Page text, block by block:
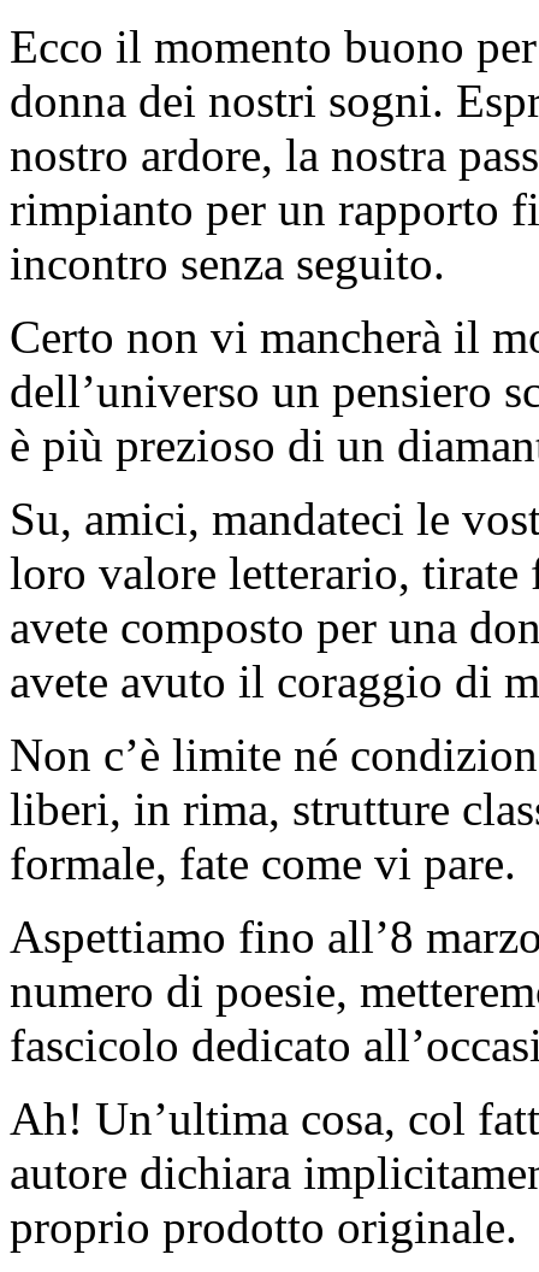
Ecco il momento buono
donna dei nostri sogni.
nostro ardore, la nostra
rimpianto per un rapporto
incontro senza seguito.
Certo non vi mancherà il
dell’universo un pensiero
è più prezioso di un
Su, amici, mandateci le
loro valore letterario, tirate
avete composto per una
avete avuto il coraggio di
Non c’è limite né
liberi, in rima, strutture
formale, fate come vi pare.
Aspettiamo fino all’8
numero di poesie,
fascicolo dedicato
Ah! Un’ultima cosa, col
autore dichiara
proprio prodotto originale.